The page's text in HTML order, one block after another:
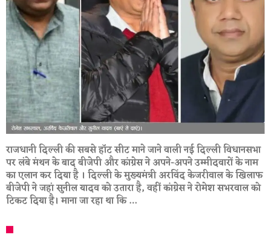
राजधानी दिल्ली की सबसे हॉट सीट माने जाने वाली नई दिल्ली विधानसभा
पर लंबे मंथन के बाद बीजेपी और कांग्रेस ने अपने-अपने उम्मीदवारों के नाम
का एलान कर दिया है । दिल्ली के मुख्यमंत्री अरविंद केजरीवाल के खिलाफ
बीजेपी ने जहां सुनील यादव को उतारा है, वहीं कांग्रेस ने रोमेश सभरवाल को
टिकट दिया है। माना जा रहा था कि …